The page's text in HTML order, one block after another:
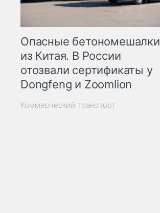
Опасные бетономешалки
из Китая. В России
отозвали сертификаты у
Dongfeng и Zoomlion
Коммерческий транспорт